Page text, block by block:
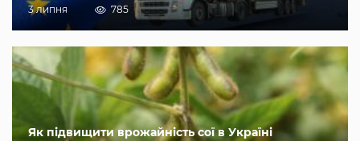
3 липня 785
Як підвищити врожайність сої в Україні